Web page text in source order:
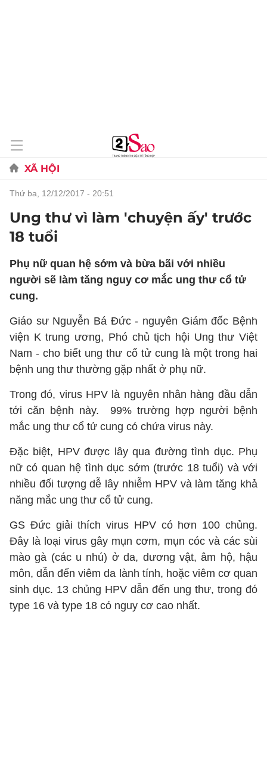
XÃ HỘI
thứ ba, 12/12/2017 - 20:51
Ung thư vì làm 'chuyện ấy' trước
18 tuổi
Phụ nữ quan hệ sớm và bừa bãi với nhiều
người sẽ làm tăng nguy cơ mắc ung thư cổ tử
cung.
Giáo sư Nguyễn Bá Đức - nguyên Giám đốc Bệnh
viện K trung ương, Phó chủ tịch hội Ung thư Việt
Nam - cho biết ung thư cổ tử cung là một trong hai
bệnh ung thư thường gặp nhất ở phụ nữ.
Trong đó, virus HPV là nguyên nhân hàng đầu dẫn
tới căn bệnh này. 99% trường hợp người bệnh
mắc ung thư cổ tử cung có chứa virus này.
Đặc biệt, HPV được lây qua đường tình dục. Phụ
nữ có quan hệ tình dục sớm (trước 18 tuổi) và với
nhiều đối tượng dễ lây nhiễm HPV và làm tăng khả
năng mắc ung thư cổ tử cung.
GS Đức giải thích virus HPV có hơn 100 chủng.
Đây là loại virus gây mụn cơm, mụn cóc và các sùi
mào gà (các u nhú) ở da, dương vật, âm hộ, hậu
môn, dẫn đến viêm da lành tính, hoặc viêm cơ quan
sinh dục. 13 chủng HPV dẫn đến ung thư, trong đó
type 16 và type 18 có nguy cơ cao nhất.